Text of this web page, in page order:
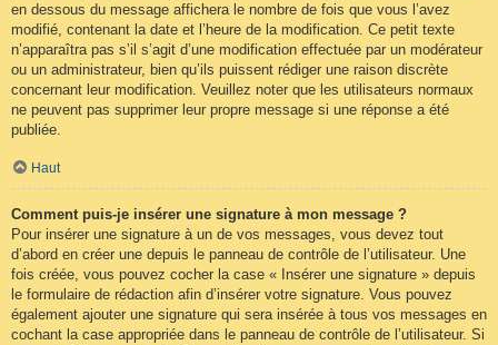
en dessous du message affichera le nombre de fois que vous l’avez
modifié, contenant la date et l’heure de la modification. Ce petit texte
n’apparaîtra pas s’il s’agit d’une modification effectuée par un modérateur
ou un administrateur, bien qu’ils puissent rédiger une raison discrète
concernant leur modification. Veuillez noter que les utilisateurs normaux
ne peuvent pas supprimer leur propre message si une réponse a été
publiée.
Haut
Comment puis-je insérer une signature à mon message ?
Pour insérer une signature à un de vos messages, vous devez tout
d’abord en créer une depuis le panneau de contrôle de l’utilisateur. Une
fois créée, vous pouvez cocher la case « Insérer une signature » depuis
le formulaire de rédaction afin d’insérer votre signature. Vous pouvez
également ajouter une signature qui sera insérée à tous vos messages en
cochant la case appropriée dans le panneau de contrôle de l’utilisateur. Si